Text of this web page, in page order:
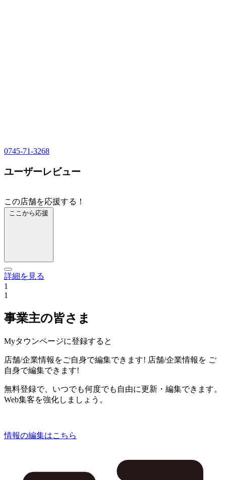
0745-71-3268
ユーザーレビュー
この店舗を応援する！
ここから応援
詳細を見る
1
1
事業主の皆さま
Myタウンページに登録すると
店舗/企業情報をご自身で編集できます! 店舗/企業情報を ご
自身で編集できます!
無料登録で、いつでも何度でも自由に更新・編集できます。
Web集客を強化しましょう。
情報の編集はこちら